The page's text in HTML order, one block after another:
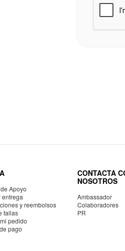
Apoyo
entrega
y reembolsos
tallas
pedido
pago
CONTACTA
NOSOTROS
Ambassador
Colaboradores
PR